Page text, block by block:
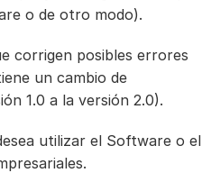
o de otro modo).
corrigen posibles errores
un cambio de
1.0 a la versión 2.0).
utilizar el Software o el